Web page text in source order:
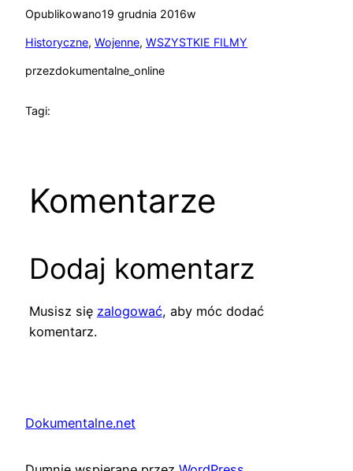
Opublikowano19 grudnia 2016w
Historyczne, Wojenne, WSZYSTKIE FILMY
przezdokumentalne_online
Tagi:
Komentarze
Dodaj komentarz
Musisz się zalogować, aby móc dodać
komentarz.
Dokumentalne.net